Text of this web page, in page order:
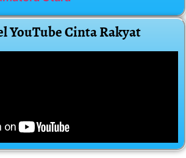
YouTube Cinta Rakyat